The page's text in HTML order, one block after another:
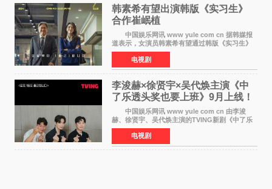
韩素希有望出演韩版《实习生》
合作崔岷植
中国娱乐网讯 www yule com cn 据韩媒报
道表示，女演员韩素希有望通过韩版《实习生》
回归荧幕，合作前辈演员崔岷植。 根据消息
表示，演员韩素希目前已经结束了电视剧《Y计
划》的拍摄工
电视剧
李浚赫×徐贤宇×吴代焕主演《中
了乐透头奖也要上班》9月上线！
TVING先网后台
中国娱乐网讯 www yule com cn 由李浚
赫、徐贤宇、吴代焕主演的TVING新剧《中了乐
透头奖也要上班》定档9月10日播出，随后于9月
14日起登陆tvN月火档，实现先网后台双平台播出
模式。 本剧改
电视剧